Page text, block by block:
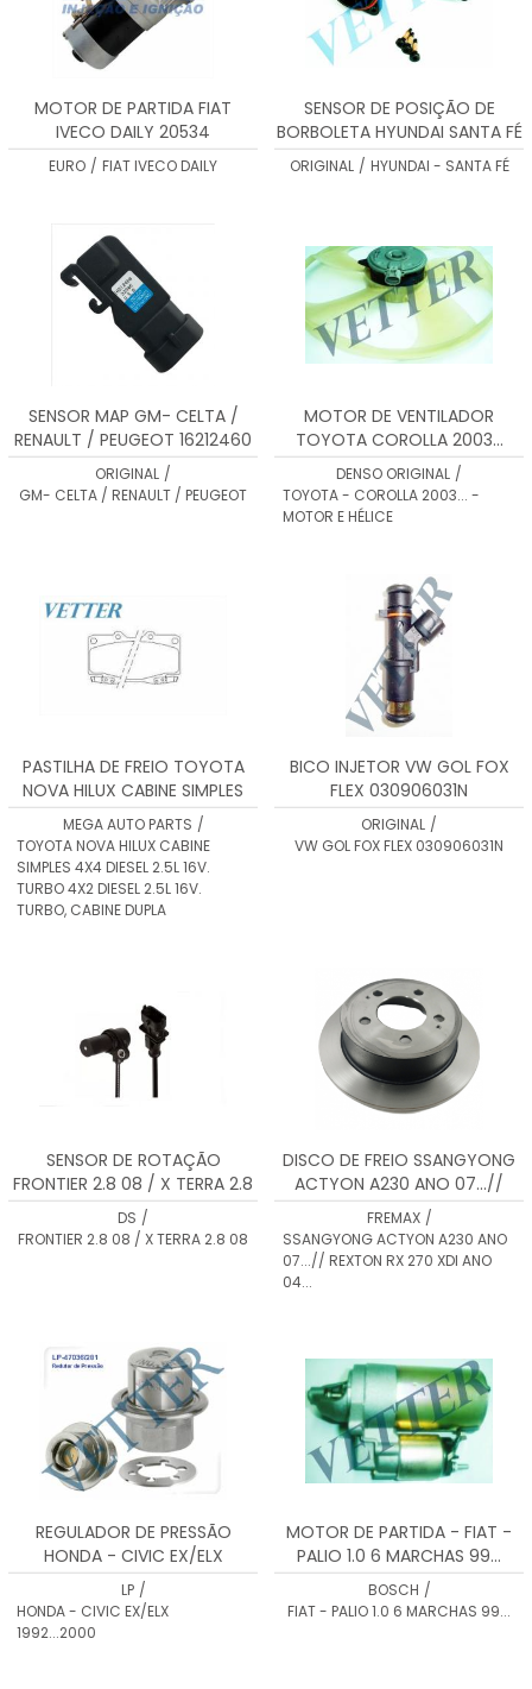
MOTOR DE PARTIDA FIAT
IVECO DAILY 20534
EURO / FIAT IVECO DAILY
SENSOR DE POSIÇÃO DE
BORBOLETA HYUNDAI SANTA FÉ
- 213181
ORIGINAL / HYUNDAI - SANTA FÉ
SENSOR MAP GM- CELTA /
RENAULT / PEUGEOT 16212460
ORIGINAL /
GM- CELTA / RENAULT / PEUGEOT
MOTOR DE VENTILADOR
TOYOTA COROLLA 2003...
1680007280
DENSO ORIGINAL /
TOYOTA - COROLLA 2003... -
MOTOR E HÉLICE
PASTILHA DE FREIO TOYOTA
NOVA HILUX CABINE SIMPLES
4X4 DIESEL 2.5L 16V. TURBO
4X2 DIESEL 2.5L 16V. TURBO,
CABINE
MEGA AUTO PARTS /
TOYOTA NOVA HILUX CABINE
SIMPLES 4X4 DIESEL 2.5L 16V.
TURBO 4X2 DIESEL 2.5L 16V.
TURBO, CABINE DUPLA
BICO INJETOR VW GOL FOX
FLEX 030906031N
ORIGINAL /
VW GOL FOX FLEX 030906031N
SENSOR DE ROTAÇÃO
FRONTIER 2.8 08 / X TERRA 2.8
08 DS1830
DS /
FRONTIER 2.8 08 / X TERRA 2.8 08
DISCO DE FREIO SSANGYONG
ACTYON A230 ANO 07...//
REXTON RX 270 XDI ANO 04...
BD8675
FREMAX /
SSANGYONG ACTYON A230 ANO
07...// REXTON RX 270 XDI ANO
04...
REGULADOR DE PRESSÃO
HONDA - CIVIC EX/ELX
1992...2000
LP /
HONDA - CIVIC EX/ELX
1992...2000
MOTOR DE PARTIDA - FIAT -
PALIO 1.0 6 MARCHAS 99...
BOSCH /
FIAT - PALIO 1.0 6 MARCHAS 99...